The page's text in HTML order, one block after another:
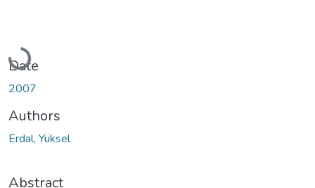
Loading...
Date
2007
Authors
Erdal, Yüksel
Abstract